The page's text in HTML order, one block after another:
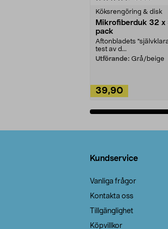
Köksrengöring & disk
Mikrofiberduk 32 x
pack
Aftonbladets
test av d...
Utförande: Grå/beige
39,90
Kundservice
Vanliga frågor
Kontakta oss
Tillgänglighet
Köpvillkor